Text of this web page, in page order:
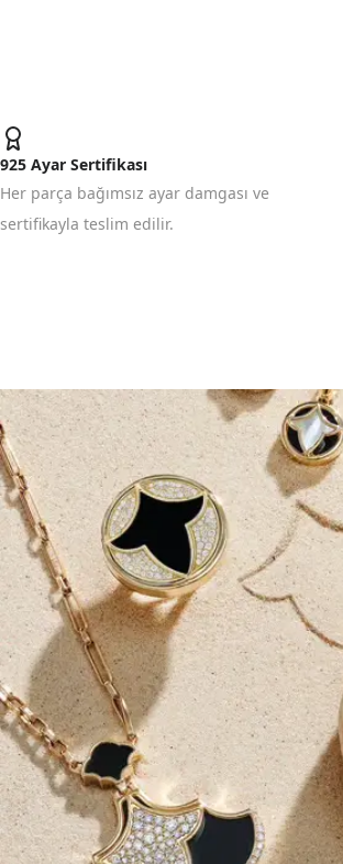
925 Ayar Sertifikası
Her parça bağımsız ayar damgası ve
sertifikayla teslim edilir.